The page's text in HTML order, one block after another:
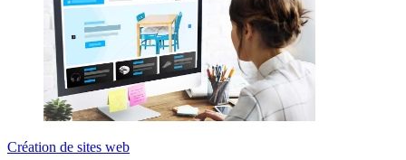
Création de sites web